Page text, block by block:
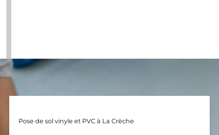
Pose de sol vinyle et PVC à La Crèche